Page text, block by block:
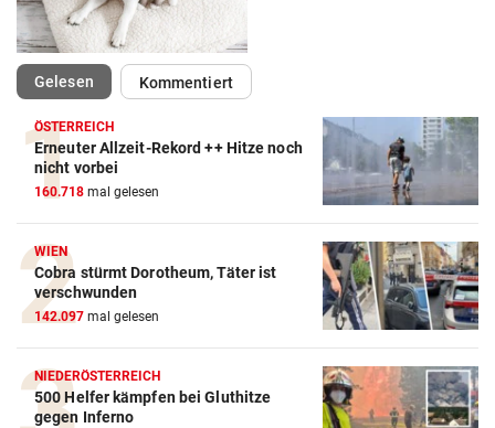
Gelesen(ausgewählt)Kommentiert
ÖSTERREICH
Erneuter Allzeit-Rekord ++ Hitze noch
nicht vorbei
160.718 mal gelesen
WIEN
Cobra stürmt Dorotheum, Täter ist
verschwunden
142.097 mal gelesen
NIEDERÖSTERREICH
500 Helfer kämpfen bei Gluthitze
gegen Inferno